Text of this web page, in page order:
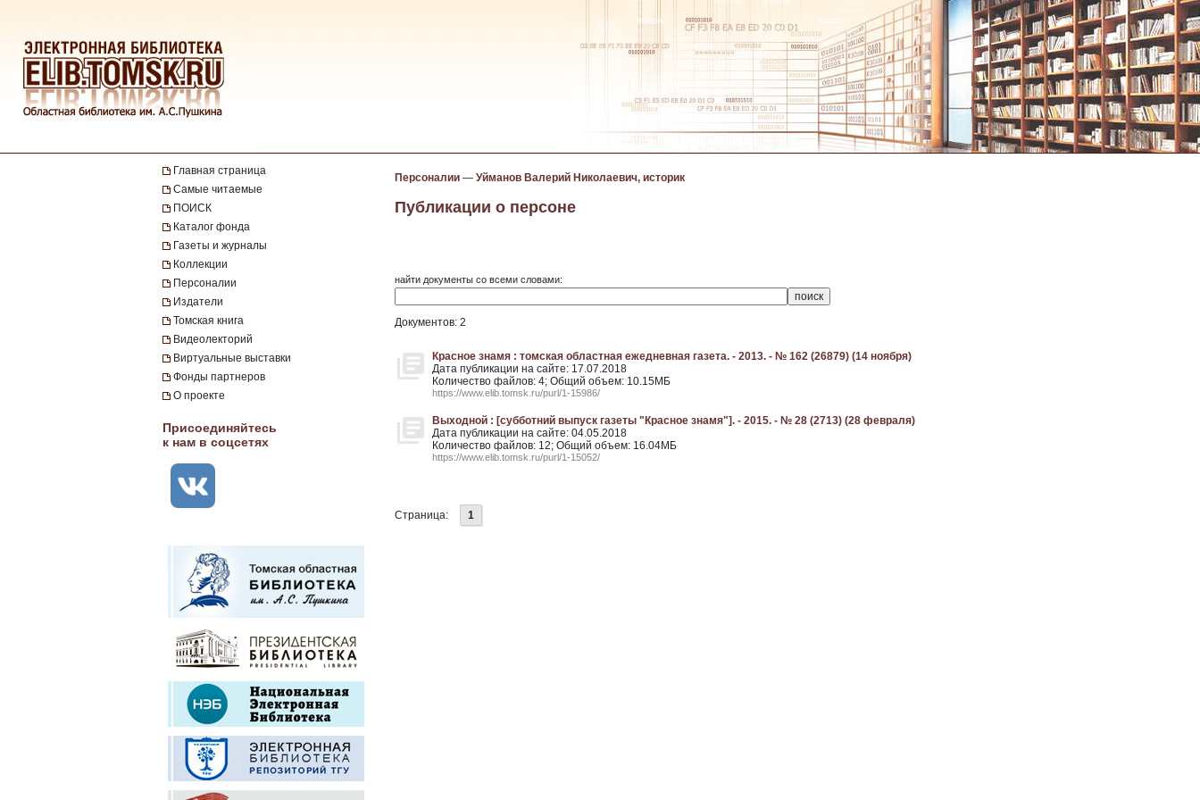
Главная страница
Самые читаемые
ПОИСК
Каталог фонда
Газеты и журналы
Коллекции
Персоналии
Издатели
Томская книга
Видеолекторий
Виртуальные выставки
Фонды партнеров
О проекте
Присоединяйтесь
к нам в соцсетях
Персоналии — Уйманов Валерий Николаевич, историк
Публикации о персоне
найти документы со всеми словами:
Документов: 2
Красное знамя : томская областная ежедневная газета. - 2013. - № 162 (26879) (14 ноября)
Дата публикации на сайте: 17.07.2018
Количество файлов: 4; Общий объем: 10.15МБ
https://www.elib.tomsk.ru/purl/1-15986/
Выходной : [субботний выпуск газеты "Красное знамя"]. - 2015. - № 28 (2713) (28 февраля)
Дата публикации на сайте: 04.05.2018
Количество файлов: 12; Общий объем: 16.04МБ
https://www.elib.tomsk.ru/purl/1-15052/
Страница: 1